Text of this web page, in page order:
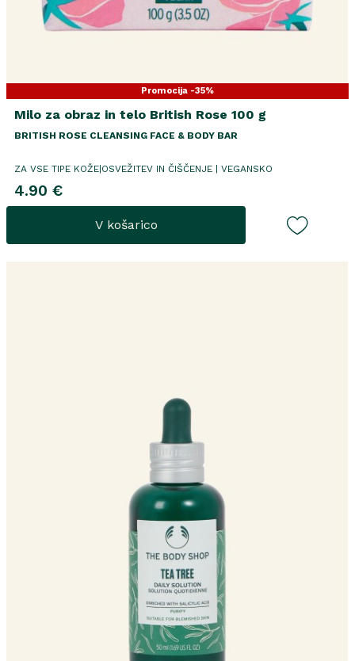
Promocija -35%
Milo za obraz in telo British Rose 100 g
BRITISH ROSE CLEANSING FACE & BODY BAR
ZA VSE TIPE KOŽE|OSVEŽITEV IN ČIŠČENJE | VEGANSKO
4.90 €
V košarico